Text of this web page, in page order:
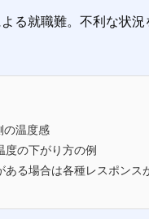
る就職難。不利な状
の温度感
度の下がり方の例
ある場合は各種レスポンス